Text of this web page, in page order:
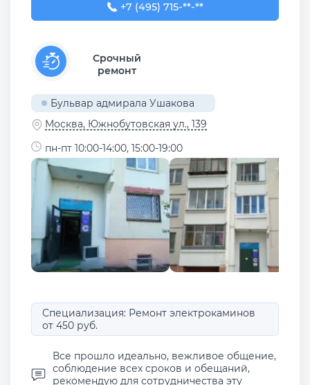
+7 (495) 715-66-13
+7 (495) 715-**-**
Срочный
ремонт
Бульвар адмирала Ушакова
Москва, Южнобутовская ул., 139
пн-пт 10:00-14:00, 15:00-19:00
Специализация: Ремонт электрокаминов
от 450 руб.
Все прошло идеально, вежливое общение,
соблюдение всех сроков и обещаний,
рекомендую для сотрудничества эту